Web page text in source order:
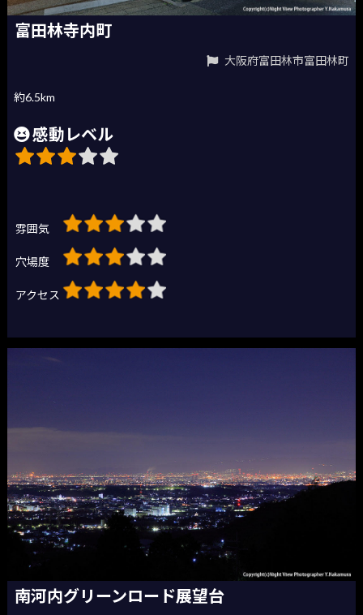
富田林寺内町
大阪府富田林市富田林町
約6.5km
感動レベル
雰囲気
穴場度
アクセス
南河内グリーンロード展望台